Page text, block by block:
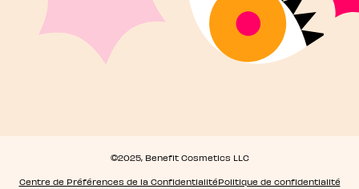
©2025, Benefit Cosmetics LLC
Centre de Préférences de la ConfidentialitéPolitique de confidentialité